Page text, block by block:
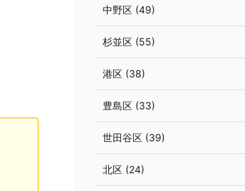
中野区 (49)
杉並区 (55)
港区 (38)
豊島区 (33)
世田谷区 (39)
北区 (24)